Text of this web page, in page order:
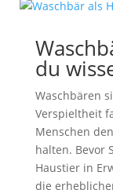
du
Waschbären
Verspieltheit
Menschen
halten. Bevor
Haustier in
die